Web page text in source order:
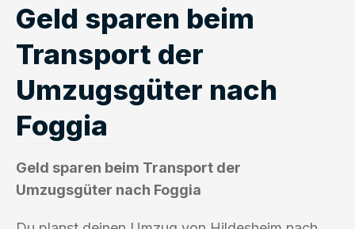
Geld sparen beim
Transport der
Umzugsgüter nach
Foggia
Geld sparen beim Transport der
Umzugsgüter nach Foggia